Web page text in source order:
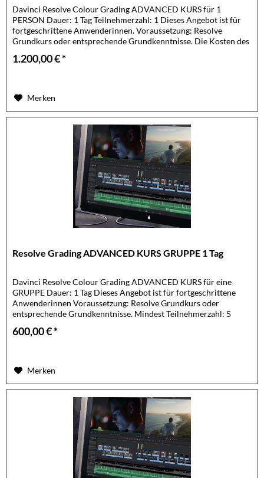
Davinci Resolve Colour Grading ADVANCED KURS für 1
PERSON Dauer: 1 Tag Teilnehmerzahl: 1 Dieses Angebot ist für
fortgeschrittene Anwenderinnen. Voraussetzung: Resolve
Grundkurs oder entsprechende Grundkenntnisse. Die Kosten des
1.200,00 € *
Merken
Resolve Grading ADVANCED KURS GRUPPE 1 Tag
Davinci Resolve Colour Grading ADVANCED KURS für eine
GRUPPE Dauer: 1 Tag Dieses Angebot ist für fortgeschrittene
Anwenderinnen Voraussetzung: Resolve Grundkurs oder
entsprechende Grundkenntnisse. Mindest Teilnehmerzahl: 5
600,00 € *
Merken